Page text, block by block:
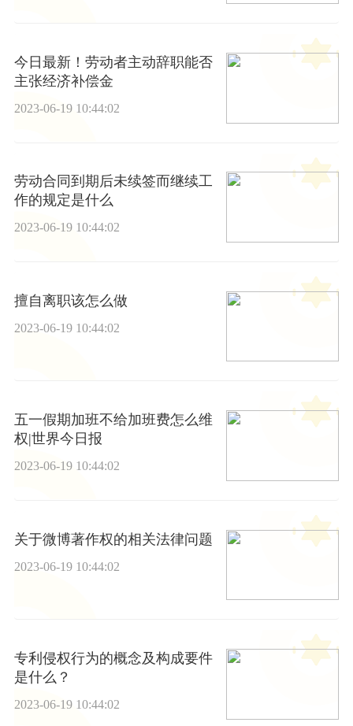
今日最新！劳动者主动辞职能否
主张经济补偿金
2023-06-19 10:44:02
劳动合同到期后未续签而继续工
作的规定是什么
2023-06-19 10:44:02
擅自离职该怎么做
2023-06-19 10:44:02
五一假期加班不给加班费怎么维
权|世界今日报
2023-06-19 10:44:02
关于微博著作权的相关法律问题
2023-06-19 10:44:02
专利侵权行为的概念及构成要件
是什么？
2023-06-19 10:44:02